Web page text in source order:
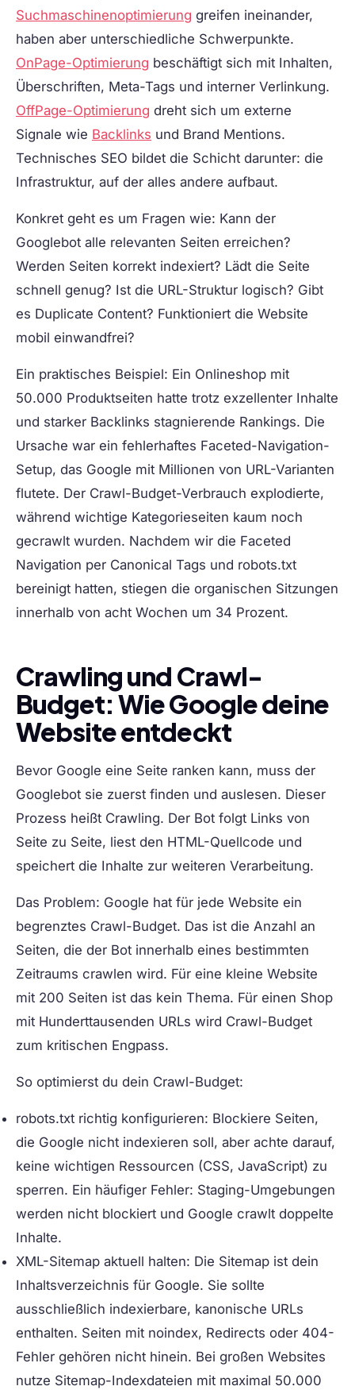
Suchmaschinenoptimierung greifen ineinander,
haben aber unterschiedliche Schwerpunkte.
OnPage-Optimierung beschäftigt sich mit Inhalten,
Überschriften, Meta-Tags und interner Verlinkung.
OffPage-Optimierung dreht sich um externe
Signale wie Backlinks und Brand Mentions.
Technisches SEO bildet die Schicht darunter: die
Infrastruktur, auf der alles andere aufbaut.
Konkret geht es um Fragen wie: Kann der
Googlebot alle relevanten Seiten erreichen?
Werden Seiten korrekt indexiert? Lädt die Seite
schnell genug? Ist die URL-Struktur logisch? Gibt
es Duplicate Content? Funktioniert die Website
mobil einwandfrei?
Ein praktisches Beispiel: Ein Onlineshop mit
50.000 Produktseiten hatte trotz exzellenter Inhalte
und starker Backlinks stagnierende Rankings. Die
Ursache war ein fehlerhaftes Faceted-Navigation-
Setup, das Google mit Millionen von URL-Varianten
flutete. Der Crawl-Budget-Verbrauch explodierte,
während wichtige Kategorieseiten kaum noch
gecrawlt wurden. Nachdem wir die Faceted
Navigation per Canonical Tags und robots.txt
bereinigt hatten, stiegen die organischen Sitzungen
innerhalb von acht Wochen um 34 Prozent.
Crawling und Crawl-
Budget: Wie Google deine
Website entdeckt
Bevor Google eine Seite ranken kann, muss der
Googlebot sie zuerst finden und auslesen. Dieser
Prozess heißt Crawling. Der Bot folgt Links von
Seite zu Seite, liest den HTML-Quellcode und
speichert die Inhalte zur weiteren Verarbeitung.
Das Problem: Google hat für jede Website ein
begrenztes Crawl-Budget. Das ist die Anzahl an
Seiten, die der Bot innerhalb eines bestimmten
Zeitraums crawlen wird. Für eine kleine Website
mit 200 Seiten ist das kein Thema. Für einen Shop
mit Hunderttausenden URLs wird Crawl-Budget
zum kritischen Engpass.
So optimierst du dein Crawl-Budget:
robots.txt richtig konfigurieren: Blockiere Seiten,
die Google nicht indexieren soll, aber achte darauf,
keine wichtigen Ressourcen (CSS, JavaScript) zu
sperren. Ein häufiger Fehler: Staging-Umgebungen
werden nicht blockiert und Google crawlt doppelte
Inhalte.
XML-Sitemap aktuell halten: Die Sitemap ist dein
Inhaltsverzeichnis für Google. Sie sollte
ausschließlich indexierbare, kanonische URLs
enthalten. Seiten mit noindex, Redirects oder 404-
Fehler gehören nicht hinein. Bei großen Websites
nutze Sitemap-Indexdateien mit maximal 50.000